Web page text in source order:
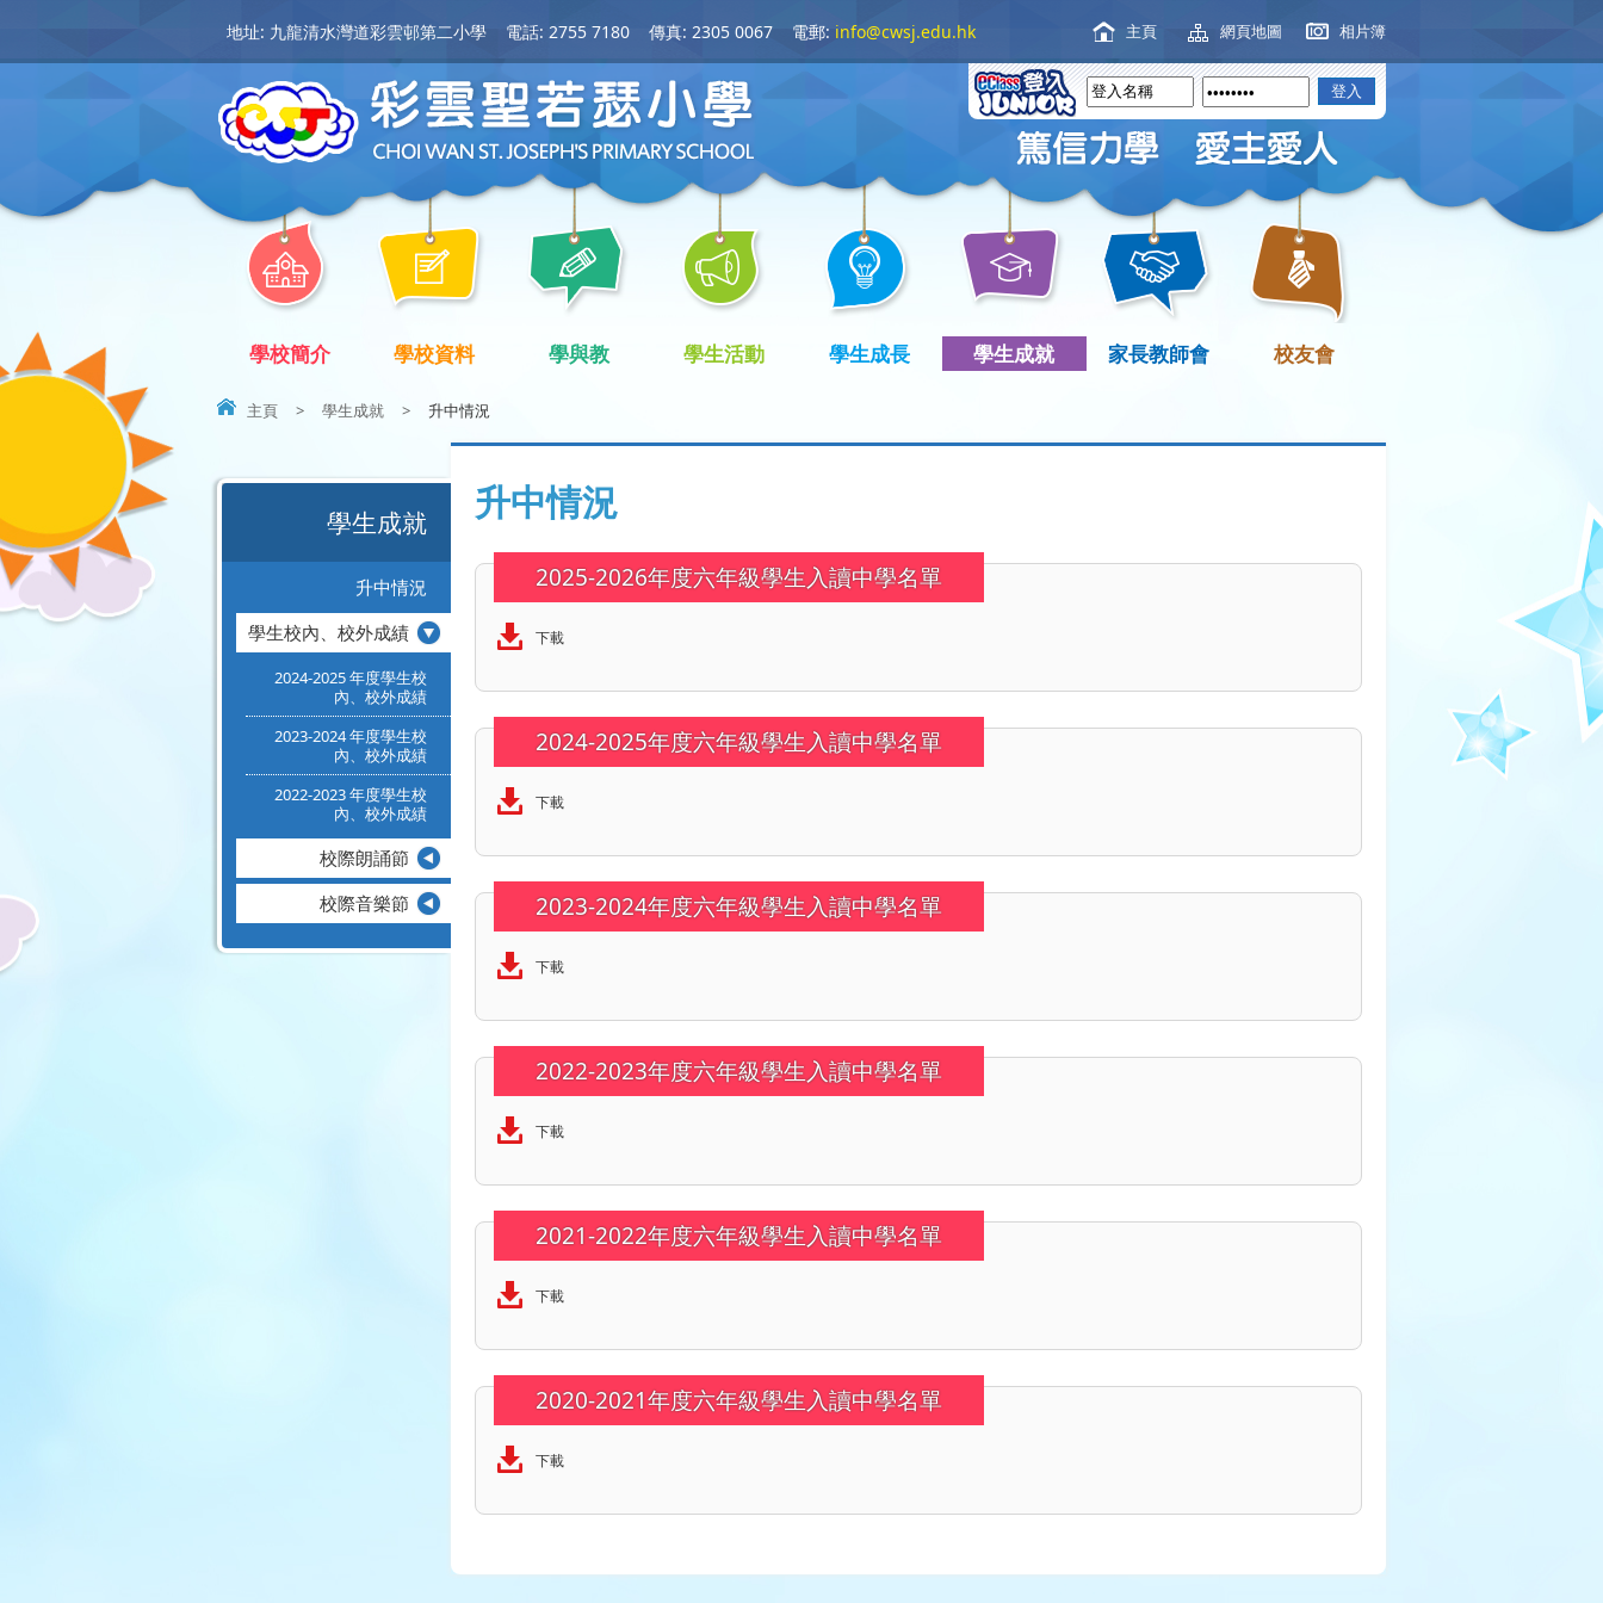
地址: 九龍清水灣道彩雲邨第二小學 電話: 2755 7180 傳真: 2305 0067 電郵: info@cwsj.edu.hk 主頁 網頁地圖 相片簿
學校簡介 學校資料 學與教 學生活動 學生成長 學生成就 家長教師會 校友會
主頁 > 學生成就 > 升中情況
升中情況
2025-2026年度六年級學生入讀中學名單
下載
2024-2025年度六年級學生入讀中學名單
下載
2023-2024年度六年級學生入讀中學名單
下載
2022-2023年度六年級學生入讀中學名單
下載
2021-2022年度六年級學生入讀中學名單
下載
2020-2021年度六年級學生入讀中學名單
下載
學生成就
升中情況
學生校內、校外成績
2024-2025 年度學生校
內、校外成績
2023-2024 年度學生校
內、校外成績
2022-2023 年度學生校
內、校外成績
校際朗誦節
校際音樂節